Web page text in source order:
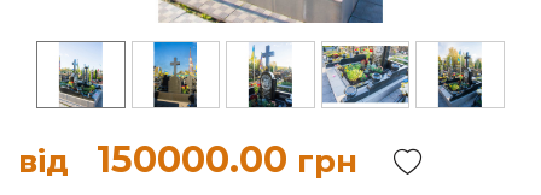
від 150000.00 грн